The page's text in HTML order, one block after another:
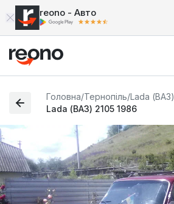
reono - Авто
Головна/Тернопіль/Lada (ВАЗ)
Lada (ВАЗ) 2105 1986